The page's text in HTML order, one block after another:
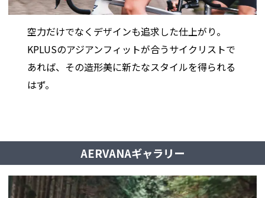
空力だけでなくデザインも追求した仕上がり。
KPLUSのアジアンフィットが合うサイクリストで
あれば、その造形美に新たなスタイルを得られる
はず。
AERVANAギャラリー